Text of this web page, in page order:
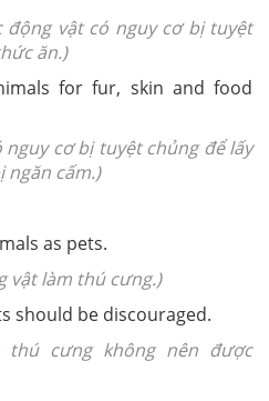
động vật có nguy cơ bị tuyệt
ăn.)
for fur, skin and food
nguy cơ bị tuyệt chủng để lấy
ngăn cấm.)
as pets.
vật làm thú cưng.)
should be discouraged.
thú cưng không nên được